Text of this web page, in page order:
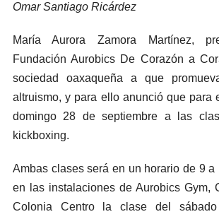
Omar Santiago Ricárdez
María Aurora Zamora Martínez,
Fundación Aurobics De Corazón a
sociedad oaxaqueña a que
altruismo, y para ello anunció que para
domingo 28 de septiembre a las
kickboxing.
Ambas clases será en un horario de 9 a
en las instalaciones de Aurobics Gym,
Colonia Centro la clase del